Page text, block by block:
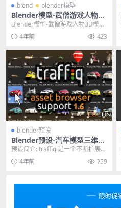
blend blender模型
Blender模型-武僧游戏人物3D
模型三维模型素材
Blender模型-武僧游戏人物3D模型
三维模型素材 其他推荐： Blende
r... 4年前 423
blender预设
Blender预设-汽车模型三维交
通工具预设 Car–Traffiq Libra
ry–Rigged Cars V1.6.1
预设简介: traffiq 是一个不断扩展的
库，包含各种车辆（目前主要是汽
车）和...
4年前 759